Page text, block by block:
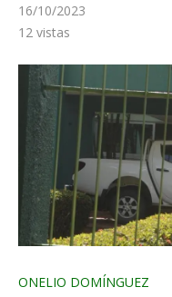
16/10/2023
12 vistas
ONELIO DOMÍNGUEZ